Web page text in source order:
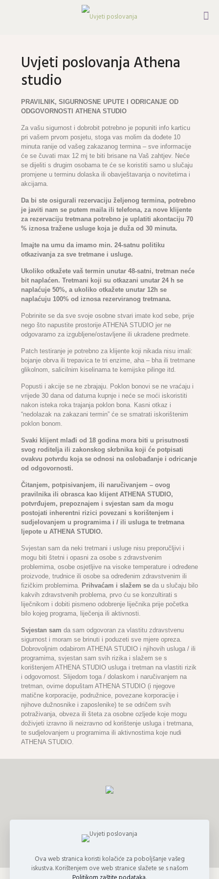
Uvjeti poslovanja Athena
studio
PRAVILNIK, SIGURNOSNE UPUTE I ODRICANJE OD
ODGOVORNOSTI ATHENA STUDIO
Za vašu sigurnost i dobrobit potrebno je popuniti info karticu
pri vašem prvom posjetu, stoga vas molim da dođete 10
minuta ranije od vašeg zakazanog termina – sve informacije
će se čuvati max 12 mj te biti brisane na Vaš zahtjev. Neće
se dijeliti s drugim osobama te će se koristiti samo u slučaju
promjene u terminu dolaska ili obavještavanja o novitetima i
akcijama.
Da bi ste osigurali rezervaciju željenog termina, potrebno
je javiti nam se putem maila ili telefona, za nove klijente
za rezervaciju tretmana potrebno je uplatiti akontaciju 70
% iznosa tražene usluge koja je duža od 30 minuta.
Imajte na umu da imamo min. 24-satnu politiku
otkazivanja za sve tretmane i usluge.
Ukoliko otkažete vaš termin unutar 48-satni, tretman neće
bit naplaćen. Tretmani koji su otkazani unutar 24 h se
naplaćuje 50%, a ukoliko otkažete unutar 12h se
naplaćuju 100% od iznosa rezerviranog tretmana.
Pobrinite se da sve svoje osobne stvari imate kod sebe, prije
nego što napustite prostorije ATHENA STUDIO jer ne
odgovaramo za izgubljene/ostavljene ili ukradene predmete.
Patch testiranje je potrebno za klijente koji nikada nisu imali:
bojanje obrva ili trepavica te tri enzime, aha – bha ili tretmane
glikolnom, salicilnim kiselinama te kemijske pilinge itd.
Popusti i akcije se ne zbrajaju. Poklon bonovi se ne vraćaju i
vrijede 30 dana od datuma kupnje i neće se moći iskoristiti
nakon isteka roka trajanja poklon bona. Kasni otkaz i
“nedolazak na zakazani termin” će se smatrati iskorištenim
poklon bonom.
Svaki klijent mlađi od 18 godina mora biti u prisutnosti
svog roditelja ili zakonskog skrbnika koji će potpisati
ovakvu potvrdu koja se odnosi na oslobađanje i odricanje
od odgovornosti.
Čitanjem, potpisivanjem, ili naručivanjem – ovog
pravilnika ili obrasca kao klijent ATHENA STUDIO,
potvrđujem, prepoznajem i svjestan sam da mogu
postojati inherentni rizici povezani s korištenjem i
sudjelovanjem u programima i / ili usluga te tretmana
ljepote u ATHENA STUDIO.
Svjestan sam da neki tretmani i usluge nisu preporučljivi i
mogu biti štetni i opasni za osobe s zdravstvenim
problemima, osobe osjetljive na visoke temperature i određene
proizvode, trudnice ili osobe sa određenim zdravstvenim ili
fizičkim problemima. Prihvaćam i slažem se da u slučaju bilo
kakvih zdravstvenih problema, prvo ću se konzultirati s
liječnikom i dobiti pismeno odobrenje liječnika prije početka
bilo kojeg programa, liječenja ili aktivnosti.
Svjestan sam da sam odgovoran za vlastitu zdravstvenu
sigurnost i moram se brinuti i poduzeti sve mjere opreza.
Dobrovoljnim odabirom ATHENA STUDIO i njihovih usluga / ili
programima, svjestan sam svih rizika i slažem se s
korištenjem ATHENA STUDIO usluga i tretman na vlastiti rizik
i odgovornost. Slijedom toga / dolaskom i naručivanjem na
tretman, ovime dopuštam ATHENA STUDIO (i njegove
matične korporacije, podružnice, povezane korporacije i
njihove dužnosnike i zaposlenike) te se odričem svih
potraživanja, obveza ili šteta za osobne ozljede koje mogu
doživjeti izravno ili neizravno od korištenje usluga i tretmana,
te sudjelovanjem u programima ili aktivnostima koje nudi
ATHENA STUDIO.
Ova web stranica koristi kolačiće za poboljšanje vašeg
iskustva. Korištenjem ove web stranice slažete se s našom